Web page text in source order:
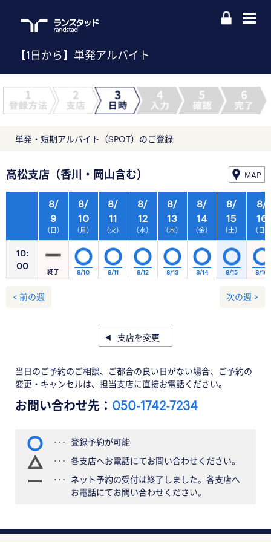
【1日から】単発アルバイト
単発・短期アルバイト（SPOT）のご登録
高松支店（香川・岡山含む） MAP
10:
00
8/
9
（日）
8/
10
（月）
8/
11
（火）
8/
12
（水）
8/
13
（木）
8/
14
（金）
8/
15
（土）
終了 8/10 8/11 8/12 8/13 8/14 8/15
8/
16
（日）
8/16
< 前の週 次の週 >
支店を変更
当日のご予約のご相談、ご都合の良い日がない場合、ご予約の
変更・キャンセルは、担当支店に直接お電話ください。
お問い合わせ先： 050-1742-7234
登録予約が可能
各支店へお電話にてお問い合わせください。
ネット予約の受付は終了しました。各支店へ
お電話にてお問い合わせください。